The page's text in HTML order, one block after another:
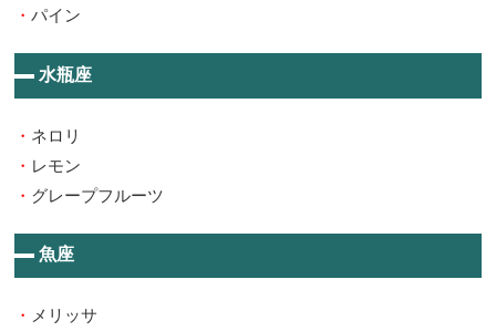
・ パイン
水瓶座
・ ネロリ
・ レモン
・ グレープフルーツ
魚座
・ メリッサ